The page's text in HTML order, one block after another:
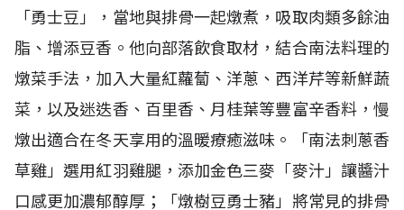
「勇士豆」，當地與排骨一起燉煮，吸取肉類多餘油
脂、增添豆香。他向部落飲食取材，結合南法料理的
燉菜手法，加入大量紅蘿蔔、洋蔥、西洋芹等新鮮蔬
菜，以及迷迭香、百里香、月桂葉等豐富辛香料，慢
燉出適合在冬天享用的溫暖療癒滋味。「南法刺蔥香
草雞」選用紅羽雞腿，添加金色三麥「麥汁」讓醬汁
口感更加濃郁醇厚；「燉樹豆勇士豬」將常見的排骨